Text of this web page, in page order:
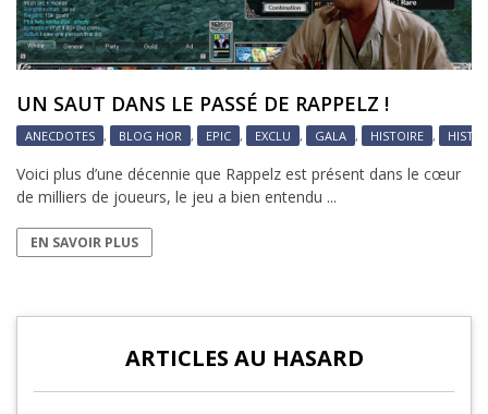
UN SAUT DANS LE PASSÉ DE RAPPELZ !
ANECDOTES , BLOG HOR , EPIC , EXCLU , GALA , HISTOIRE ,
Voici plus d’une décennie que Rappelz est présent dans le cœur
de milliers de joueurs, le jeu a bien entendu ...
EN SAVOIR PLUS
ARTICLES AU HASARD